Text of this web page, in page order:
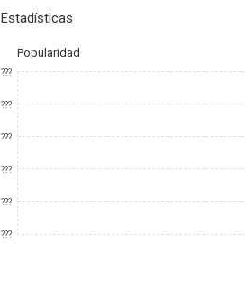
Estadísticas
Popularidad
???
???
???
???
???
???